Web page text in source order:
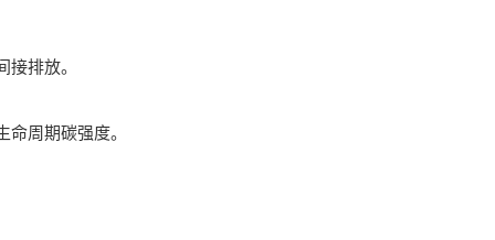
排放。
周期碳强度。